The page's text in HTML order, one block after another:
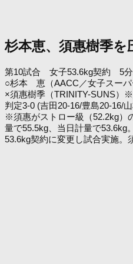
杉本恵、須惠樹季を
第10試合 女子53.6kg契約 5
○杉本 恵（AACC／女子スーパ
×須惠樹季（TRINITY-SUNS）
判定3-0 (吉田20-16/豊島20-16/
※須惠がストロー級（52.2kg）
量で55.5kg、当日計量で53.6kg
53.6kg契約に変更し試合実施。